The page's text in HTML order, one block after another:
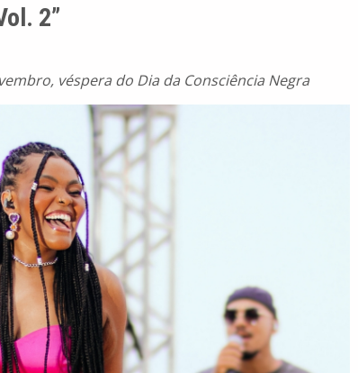
2”
véspera do Dia da Consciência Negra